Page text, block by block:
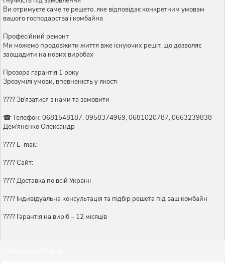
Ви отримуєте саме те решето, яке відповідає конкретним умовам
вашого господарства і комбайна
Професійний ремонт
Ми можемо продовжити життя вже існуючих решіт, що дозволяє
заощадити на нових виробах
Прозора гарантія 1 року
Зрозумілі умови, впевненість у якості
???? Зв'язатися з нами та замовити
☎ Телефон: 0681548187, 0958374969, 0681020787, 0663239838 -
Дем'яненко Олександр
???? E-mail:
???? Сайт:
???? Доставка по всій Україні
????️ Індивідуальна консультація та підбір решета під ваш комбайн
???? Гарантія на виріб – 12 місяців